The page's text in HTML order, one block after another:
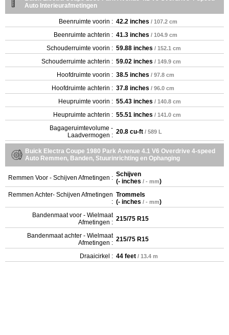
Auto Interieurafmetingen
Beenruimte voorin : 42.2 inches / 107.2 cm
Beenruimte achterin : 41.3 inches / 104.9 cm
Schouderruimte voorin : 59.88 inches / 152.1 cm
Schouderruimte achterin : 59.02 inches / 149.9 cm
Hoofdruimte voorin : 38.5 inches / 97.8 cm
Hoofdruimte achterin : 37.8 inches / 96.0 cm
Heupruimte voorin : 55.43 inches / 140.8 cm
Heupruimte achterin : 55.51 inches / 141.0 cm
Bagageruimtevolume -
Laadvermogen : 20.8 cu-ft / 589 L
Buick Electra Coupe 1980 Park Avenue 4.1 V6 Overdrive 4-speed
Auto Remmen, Banden, Stuurinrichting en Ophanging
Remmen Voor - Schijven Afmetingen : Schijven
(- inches / - mm)
Remmen Achter- Schijven Afmetingen
:
Trommels
(- inches / - mm)
Bandenmaat voor - Wielmaat
Afmetingen : 215/75 R15
Bandenmaat achter - Wielmaat
Afmetingen : 215/75 R15
Draaicirkel : 44 feet / 13.4 m